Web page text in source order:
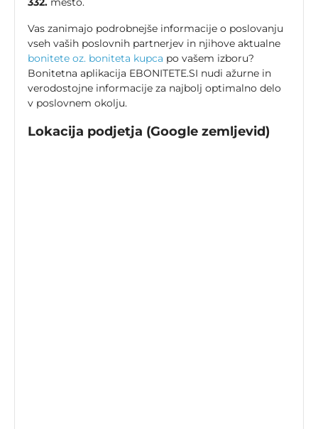
Vas zanimajo podrobnejše informacije o poslovanju
vseh vaših poslovnih partnerjev in njihove aktualne
bonitete oz. boniteta kupca po vašem izboru?
Bonitetna aplikacija EBONITETE.SI nudi ažurne in
verodostojne informacije za najbolj optimalno delo
v poslovnem okolju.
Lokacija podjetja (Google zemljevid)